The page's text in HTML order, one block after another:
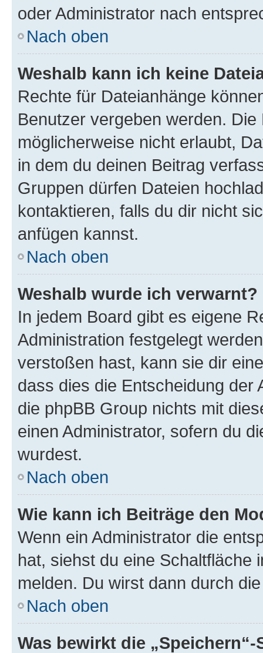
oder Administrator nach
Nach oben
Weshalb kann ich keine
Rechte für Dateianhänge
Benutzer vergeben werden.
möglicherweise nicht erlaubt,
in dem du deinen Beitrag
Gruppen dürfen Dateien
kontaktieren, falls du dir nicht
anfügen kannst.
Nach oben
Weshalb wurde ich verwarnt?
In jedem Board gibt es eigene
Administration festgelegt
verstoßen hast, kann sie dir
dass dies die Entscheidung der
die phpBB Group nichts mit
einen Administrator, sofern du
wurdest.
Nach oben
Wie kann ich Beiträge den
Wenn ein Administrator die
hat, siehst du eine Schaltfläche
melden. Du wirst dann durch
Nach oben
Was bewirkt die